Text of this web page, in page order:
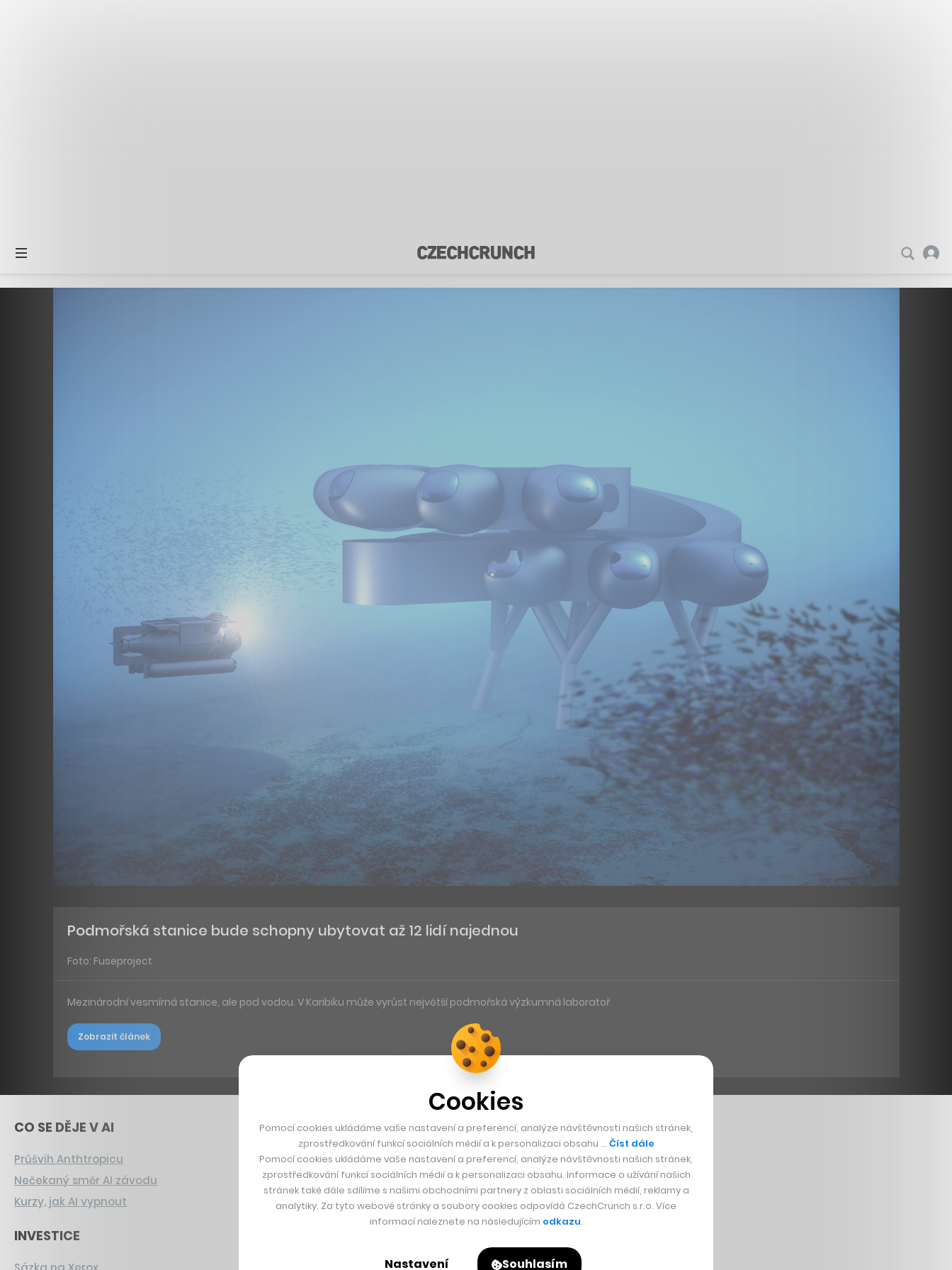
Podmořská stanice bude schopny ubytovat až 12 lidí najednou
Foto: Fuseproject
Mezinárodní vesmírná stanice, ale pod vodou. V Karibiku může vyrůst největší podmořská výzkumná laboratoř
Zobrazit článek
CO SE DĚJE V AI
Průšvih Anthtropicu
Nečekaný směr AI závodu
Kurzy, jak AI vypnout
INVESTICE
Cookies
Pomocí cookies ukládáme vaše nastavení a preferencí, analýze návštěvnosti našich stránek,
zprostředkování funkcí sociálních médií a k personalizaci obsahu … Číst dále
Pomocí cookies ukládáme vaše nastavení a preferencí, analýze návštěvnosti našich stránek,
zprostředkování funkcí sociálních médií a k personalizaci obsahu. Informace o užívání našich
stránek také dále sdílíme s našimi obchodními partnery z oblasti sociálních médií, reklamy a
analytiky. Za tyto webové stránky a soubory cookies odpovídá CzechCrunch s.r.o. Více
informací naleznete na následujícím odkazu.
Nastavení Souhlasím